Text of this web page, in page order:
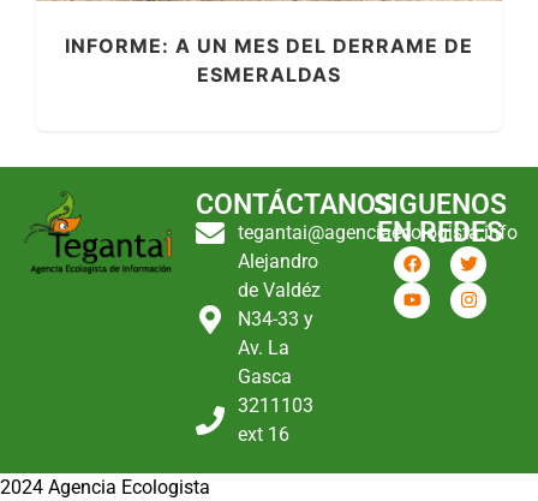
INFORME: A UN MES DEL DERRAME DE
ESMERALDAS
CONTÁCTANOS
tegantai@agenciaecologista.info
Alejandro
de Valdéz
N34-33 y
Av. La
Gasca
3211103
ext 16
SIGUENOS
EN REDES
2024 Agencia Ecologista